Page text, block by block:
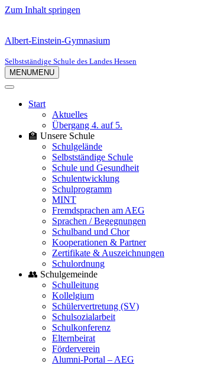
Zum Inhalt springen
Albert-Einstein-Gymnasium
Selbstständige Schule des Landes Hessen
MENUMENU
Start
Aktuelles
Übergang 4. auf 5.
🏫 Unsere Schule
Schulgelände
Selbstständige Schule
Schule und Gesundheit
Schulentwicklung
Schulprogramm
MINT
Fremdsprachen am AEG
Sprachen / Begegnungen
Schulband und Chor
Kooperationen & Partner
Zertifikate & Auszeichnungen
Schulordnung
👥 Schulgemeinde
Schulleitung
Kollelgium
Schülervertretung (SV)
Schulsozialarbeit
Schulkonferenz
Elternbeirat
Förderverein
Alumni-Portal – AEG